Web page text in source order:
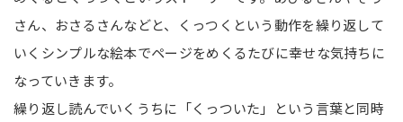
さん、おさるさんなどと、くっつくという動作を繰り返して
いくシンプルな絵本でページをめくるたびに幸せな気持ちに
なっていきます。
繰り返し読んでいくうちに「くっついた」という言葉と同時